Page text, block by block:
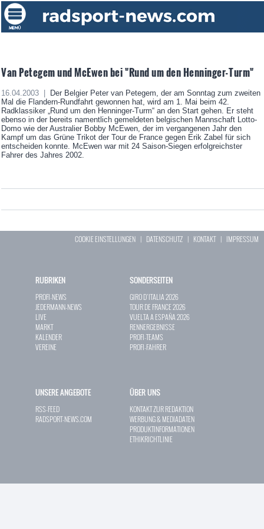
Van Petegem und McEwen bei "Rund um den Henninger-Turm"
16.04.2003 |
Der Belgier Peter van Petegem, der am Sonntag zum zweiten
Mal die Flandern-Rundfahrt gewonnen hat, wird am 1. Mai beim 42.
Radklassiker „Rund um den Henninger-Turm“ an den Start gehen. Er steht
ebenso in der bereits namentlich gemeldeten belgischen Mannschaft Lotto-
Domo wie der Australier Bobby McEwen, der im vergangenen Jahr den
Kampf um das Grüne Trikot der Tour de France gegen Erik Zabel für sich
entscheiden konnte. McEwen war mit 24 Saison-Siegen erfolgreichster
Fahrer des Jahres 2002.
COOKIE EINSTELLUNGEN | DATENSCHUTZ | KONTAKT| IMPRESSUM
RUBRIKEN
PROFI-NEWS
JEDERMANN-NEWS
LIVE
MARKT
KALENDER
VEREINE
SONDERSEITEN
GIRO D`ITALIA 2026
TOUR DE FRANCE 2026
VUELTA A ESPAÑA 2026
RENNERGEBNISSE
PROFI-TEAMS
PROFI-FAHRER
UNSERE ANGEBOTE
RSS-FEED
RADSPORT-NEWS.COM
ÜBER UNS
KONTAKT ZUR REDAKTION
WERBUNG & MEDIADATEN
PRODUKTINFORMATIONEN
ETHIKRICHTLINIE